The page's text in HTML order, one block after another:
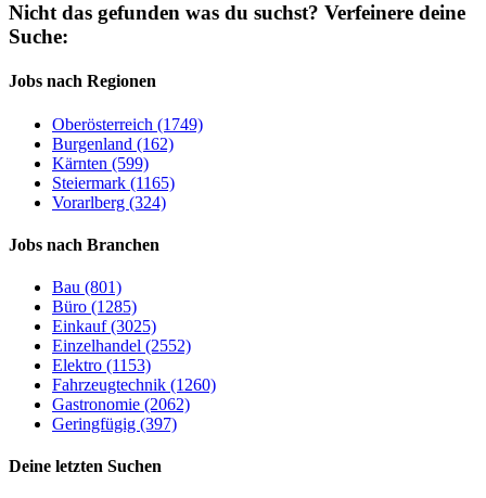
Nicht das gefunden was du suchst? Verfeinere deine
Suche:
Jobs nach Regionen
Oberösterreich (1749)
Burgenland (162)
Kärnten (599)
Steiermark (1165)
Vorarlberg (324)
Jobs nach Branchen
Bau (801)
Büro (1285)
Einkauf (3025)
Einzelhandel (2552)
Elektro (1153)
Fahrzeugtechnik (1260)
Gastronomie (2062)
Geringfügig (397)
Deine letzten Suchen